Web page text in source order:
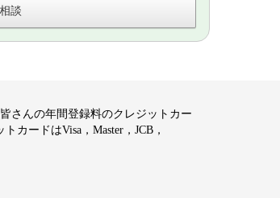
談
さんの年間登録料のクレジットカー
カードはVisa，Master，JCB，